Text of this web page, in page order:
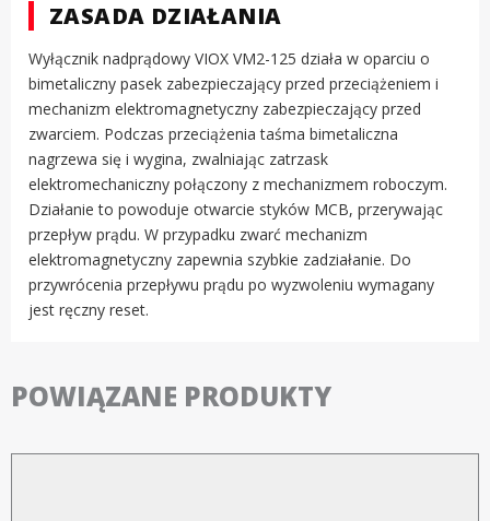
ZASADA DZIAŁANIA
Wyłącznik nadprądowy VIOX VM2-125 działa w oparciu o
bimetaliczny pasek zabezpieczający przed przeciążeniem i
mechanizm elektromagnetyczny zabezpieczający przed
zwarciem. Podczas przeciążenia taśma bimetaliczna
nagrzewa się i wygina, zwalniając zatrzask
elektromechaniczny połączony z mechanizmem roboczym.
Działanie to powoduje otwarcie styków MCB, przerywając
przepływ prądu. W przypadku zwarć mechanizm
elektromagnetyczny zapewnia szybkie zadziałanie. Do
przywrócenia przepływu prądu po wyzwoleniu wymagany
jest ręczny reset.
POWIĄZANE PRODUKTY